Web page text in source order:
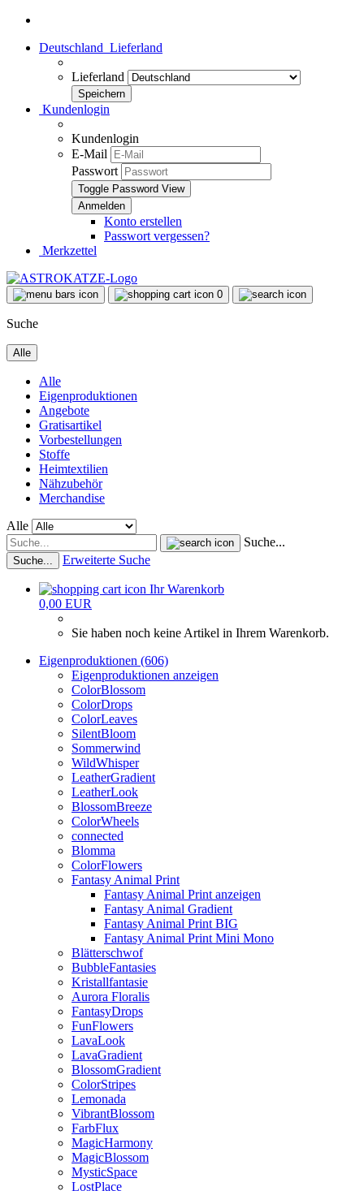
Deutschland Lieferland
Lieferland
Kundenlogin
Kundenlogin
E-Mail
Passwort
Toggle Password View
Konto erstellen
Passwort vergessen?
Merkzettel
0
Suche
Alle
Alle
Eigenproduktionen
Angebote
Gratisartikel
Vorbestellungen
Stoffe
Heimtextilien
Nähzubehör
Merchandise
Alle
Suche...
Suche... Erweiterte Suche
Ihr Warenkorb
0,00 EUR
Sie haben noch keine Artikel in Ihrem Warenkorb.
Eigenproduktionen (606)
Eigenproduktionen anzeigen
ColorBlossom
ColorDrops
ColorLeaves
SilentBloom
Sommerwind
WildWhisper
LeatherGradient
LeatherLook
BlossomBreeze
ColorWheels
connected
Blomma
ColorFlowers
Fantasy Animal Print
Fantasy Animal Print anzeigen
Fantasy Animal Gradient
Fantasy Animal Print BIG
Fantasy Animal Print Mini Mono
Blätterschwof
BubbleFantasies
Kristallfantasie
Aurora Floralis
FantasyDrops
FunFlowers
LavaLook
LavaGradient
BlossomGradient
ColorStripes
Lemonada
VibrantBlossom
FarbFlux
MagicHarmony
MagicBlossom
MysticSpace
LostPlace